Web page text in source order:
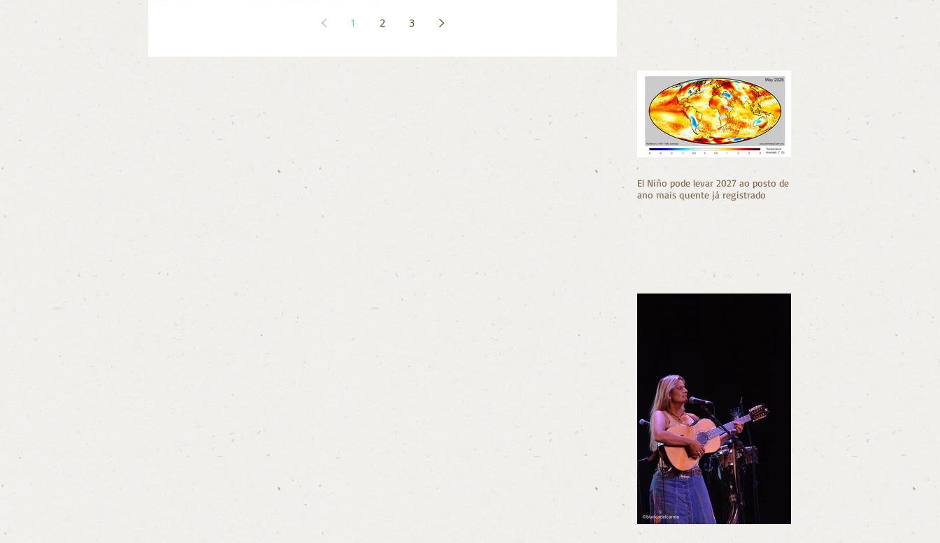
1 2 3
El Niño pode levar 2027 ao posto de
ano mais quente já registrado